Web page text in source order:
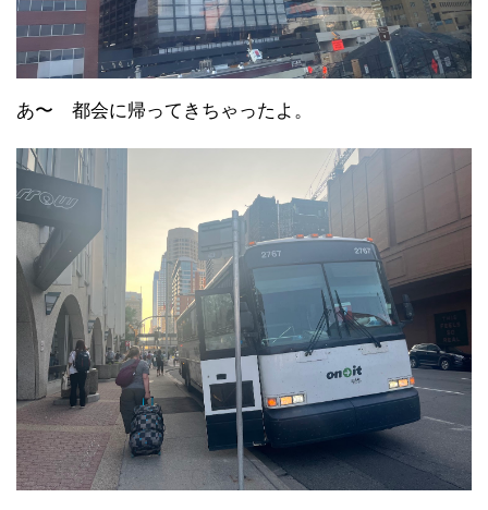
あ〜 都会に帰ってきちゃったよ。